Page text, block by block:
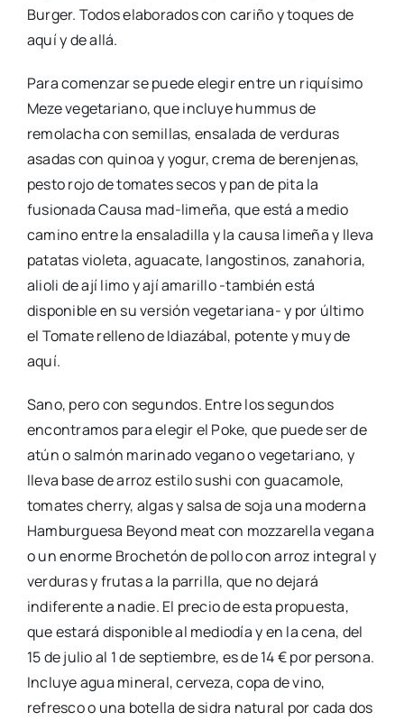
Burger. Todos elaborados con cariño y toques de
aquí y de allá.
Para comenzar se puede elegir entre un riquísimo
Meze vegetariano, que incluye hummus de
remolacha con semillas, ensalada de verduras
asadas con quinoa y yogur, crema de berenjenas,
pesto rojo de tomates secos y pan de pita la
fusionada Causa mad-limeña, que está a medio
camino entre la ensaladilla y la causa limeña y lleva
patatas violeta, aguacate, langostinos, zanahoria,
alioli de ají limo y ají amarillo -también está
disponible en su versión vegetariana- y por último
el Tomate relleno de Idiazábal, potente y muy de
aquí.
Sano, pero con segundos. Entre los segundos
encontramos para elegir el Poke, que puede ser de
atún o salmón marinado vegano o vegetariano, y
lleva base de arroz estilo sushi con guacamole,
tomates cherry, algas y salsa de soja una moderna
Hamburguesa Beyond meat con mozzarella vegana
o un enorme Brochetón de pollo con arroz integral y
verduras y frutas a la parrilla, que no dejará
indiferente a nadie. El precio de esta propuesta,
que estará disponible al mediodía y en la cena, del
15 de julio al 1 de septiembre, es de 14 € por persona.
Incluye agua mineral, cerveza, copa de vino,
refresco o una botella de sidra natural por cada dos